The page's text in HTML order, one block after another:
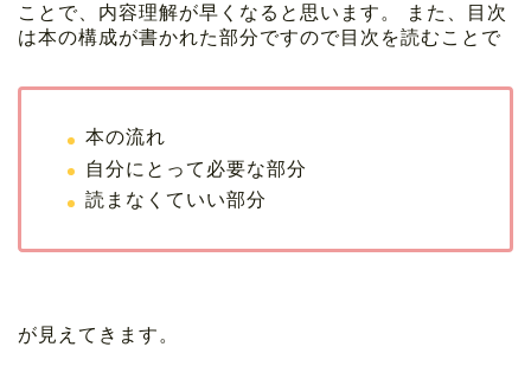
ことで、内容理解が早くなると思います。 また、目次
は本の構成が書かれた部分ですので目次を読むことで
本の流れ
自分にとって必要な部分
読まなくていい部分
が見えてきます。